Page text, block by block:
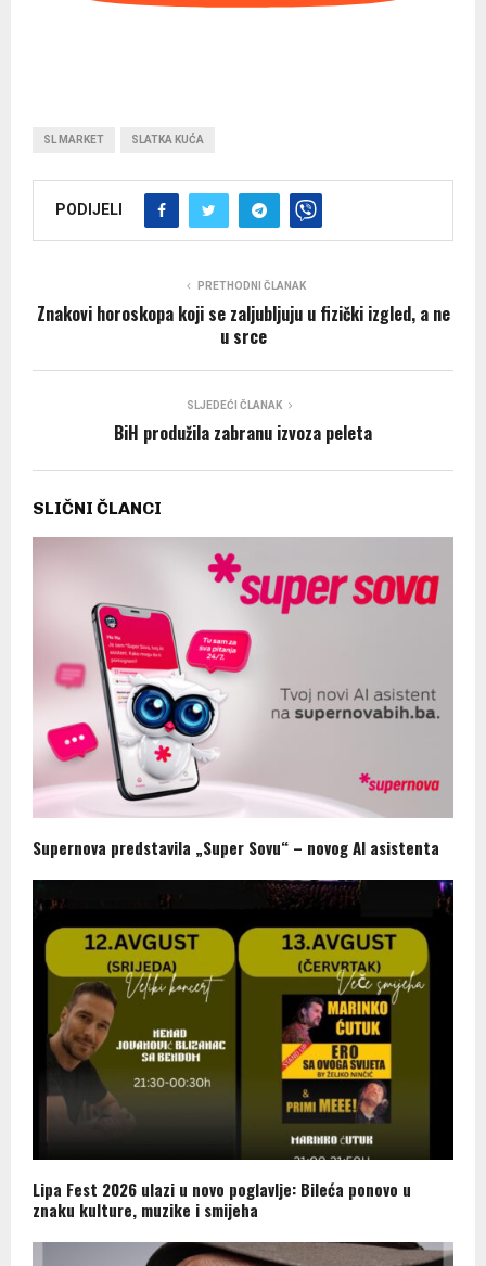
SL MARKET SLATKA KUĆA
PODIJELI
PRETHODNI ČLANAK
Znakovi horoskopa koji se zaljubljuju u fizički izgled, a ne
u srce
SLJEDEĆI ČLANAK
BiH produžila zabranu izvoza peleta
SLIČNI ČLANCI
Supernova predstavila „Super Sovu“ – novog AI asistenta
Lipa Fest 2026 ulazi u novo poglavlje: Bileća ponovo u
znaku kulture, muzike i smijeha